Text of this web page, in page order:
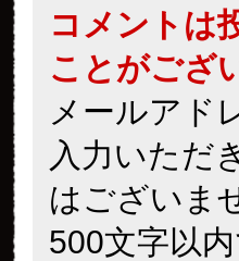
コメントは
ことがござ
メールアド
入力いただ
はございま
500文字以